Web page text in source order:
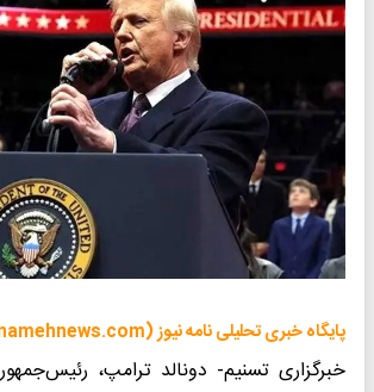
پایگاه خبری تحلیلی نامه نیوز (namehnews.com) :
خبرگزاری تسنیم- دونالد ترامپ،